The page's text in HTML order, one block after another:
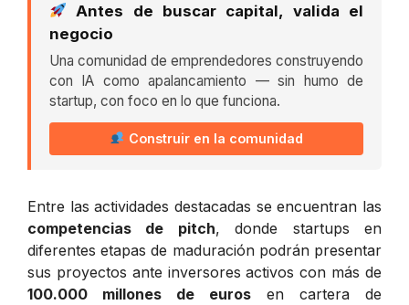
Antes de buscar capital, valida el
negocio
Una comunidad de emprendedores construyendo
con IA como apalancamiento — sin humo de
startup, con foco en lo que funciona.
Construir en la comunidad
Entre las actividades destacadas se encuentran las
competencias de pitch, donde startups en
diferentes etapas de maduración podrán presentar
sus proyectos ante inversores activos con más de
100.000 millones de euros en cartera de